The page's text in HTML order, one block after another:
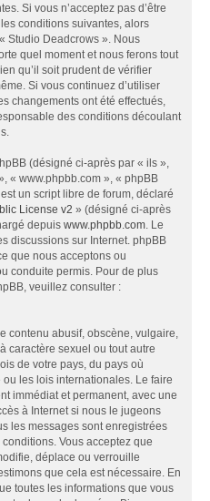
Si vous n’acceptez pas d’être
conditions suivantes, alors
Studio Deadcrows ». Nous
quel moment et nous ferons tout
qu’il soit prudent de vérifier
Si vous continuez d’utiliser
changements ont été effectués,
des conditions découlant
(désigné ci-après par « ils »,
« www.phpbb.com », « phpBB
un script libre de forum, déclaré
License v2 » (désigné ci-après
depuis www.phpbb.com. Le
discussions sur Internet. phpBB
que nous acceptons ou
conduite permis. Pour de plus
veuillez consulter :
contenu abusif, obscène, vulgaire,
caractère sexuel ou tout autre
de votre pays, du pays où
les lois internationales. Le faire
immédiat et permanent, avec une
à Internet si nous le jugeons
les messages sont enregistrées
Vous acceptez que
déplace ou verrouille
que cela est nécessaire. En
toutes les informations que vous